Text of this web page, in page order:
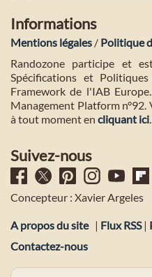
Informations
Mentions légales / Politique
Randozone participe et
Spécifications et
Framework de l'IAB
Management Platform
à tout moment en cliquant ici.
Suivez-nous
Concepteur : Xavier Argeles
A propos du site | Flux RSS|
Contactez-nous